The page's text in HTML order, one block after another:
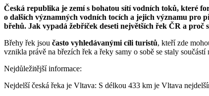
Česká republika je zemí s bohatou sítí vodních toků, které
o dalších významných vodních tocích a jejich významu pro
břehů. Jak vypadá žebříček deseti největších řek ČR a proč
Břehy řek jsou často vyhledávanými cíli turistů, kteří zde
vznikla právě na březích řek a řeky samy o sobě se staly součástí
Nejdůležitější informace:
Nejdelší česká řeka je Vltava: S délkou 433 km je Vltava